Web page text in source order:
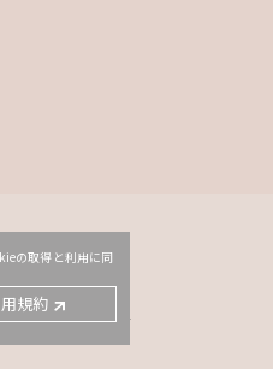
の取得と利用に同
規約
赤坂ビル 5・6F